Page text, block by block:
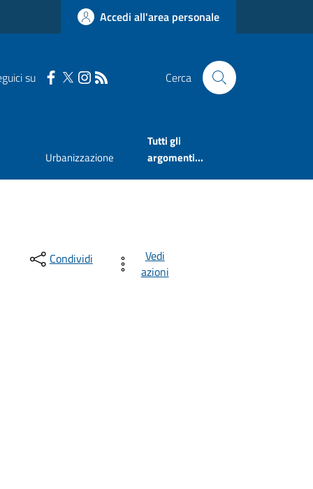
Accedi all'area personale
su Cerca
Urbanizzazione
Tutti gli
argomenti...
Condividi
Vedi
azioni